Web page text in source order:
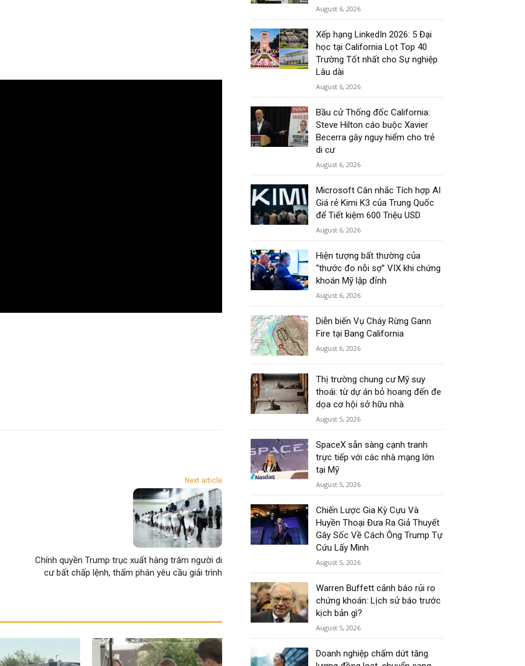
Next article
Chính quyền Trump trục xuất hàng trăm người di
cư bất chấp lệnh, thẩm phán yêu cầu giải trình
August 6, 2026
Xếp hạng LinkedIn 2026: 5 Đại
học tại California Lọt Top 40
Trường Tốt nhất cho Sự nghiệp
Lâu dài
August 6, 2026
Bầu cử Thống đốc California:
Steve Hilton cáo buộc Xavier
Becerra gây nguy hiểm cho trẻ
di cư
August 6, 2026
Microsoft Cân nhắc Tích hợp AI
Giá rẻ Kimi K3 của Trung Quốc
để Tiết kiệm 600 Triệu USD
August 6, 2026
Hiện tượng bất thường của
“thước đo nỗi sợ” VIX khi chứng
khoán Mỹ lập đỉnh
August 6, 2026
Diễn biến Vụ Cháy Rừng Gann
Fire tại Bang California
August 6, 2026
Thị trường chung cư Mỹ suy
thoái: từ dự án bỏ hoang đến đe
dọa cơ hội sở hữu nhà
August 5, 2026
SpaceX sẵn sàng cạnh tranh
trực tiếp với các nhà mạng lớn
tại Mỹ
August 5, 2026
Chiến Lược Gia Kỳ Cựu Và
Huyền Thoại Đưa Ra Giả Thuyết
Gây Sốc Về Cách Ông Trump Tự
Cứu Lấy Mình
August 5, 2026
Warren Buffett cảnh báo rủi ro
chứng khoán: Lịch sử báo trước
kịch bản gì?
August 5, 2026
Doanh nghiệp chấm dứt tăng